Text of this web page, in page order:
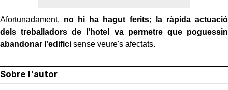
Afortunadament, no hi ha hagut ferits; la ràpida actuació
dels treballadors de l'hotel va permetre que poguessin
abandonar l'edifici sense veure's afectats.
Sobre l'autor